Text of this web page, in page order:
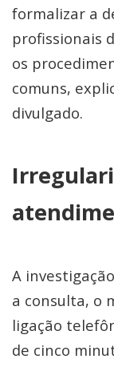
formalizar a
profissionais
os
comuns,
divulgado.
A
a consulta, o
ligação
de cinco